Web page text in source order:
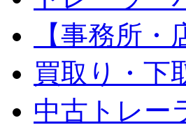
【事務所・
買取り・下
中古トレー